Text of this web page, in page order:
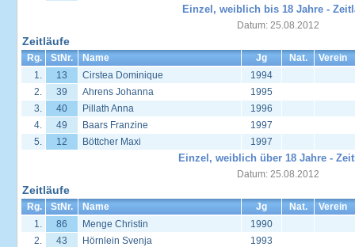
Einzel, weiblich bis 18 Jahre -
Datum: 25.08.2012
Zeitläufe
Rg. StNr. Name Jg Nat.
Verein
1.
13 Cirstea Dominique
1994
2.
39 Ahrens Johanna
1995
3.
40 Pillath Anna
1996
4.
49 Baars Franzine
1997
5.
12 Böttcher Maxi 1997
Einzel, weiblich über 18 Jahre -
Datum: 25.08.2012
Zeitläufe
Rg. StNr. Name Jg Nat.
Verein
1.
86 Menge Christin
1990
2.
43 Hörnlein Svenja
1993